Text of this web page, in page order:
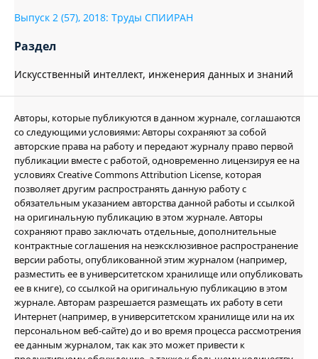
Выпуск 2 (57), 2018: Труды СПИИРАН
Раздел
Искусственный интеллект, инженерия данных и знаний
Авторы, которые публикуются в данном журнале, соглашаются
со следующими условиями: Авторы сохраняют за собой
авторские права на работу и передают журналу право первой
публикации вместе с работой, одновременно лицензируя ее на
условиях Creative Commons Attribution License, которая
позволяет другим распространять данную работу с
обязательным указанием авторства данной работы и ссылкой
на оригинальную публикацию в этом журнале. Авторы
сохраняют право заключать отдельные, дополнительные
контрактные соглашения на неэксклюзивное распространение
версии работы, опубликованной этим журналом (например,
разместить ее в университетском хранилище или опубликовать
ее в книге), со ссылкой на оригинальную публикацию в этом
журнале. Авторам разрешается размещать их работу в сети
Интернет (например, в университетском хранилище или на их
персональном веб-сайте) до и во время процесса рассмотрения
ее данным журналом, так как это может привести к